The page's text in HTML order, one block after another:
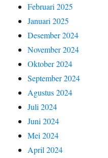
Februari 2025
Januari 2025
Desember 2024
November 2024
Oktober 2024
September 2024
Agustus 2024
Juli 2024
Juni 2024
Mei 2024
April 2024